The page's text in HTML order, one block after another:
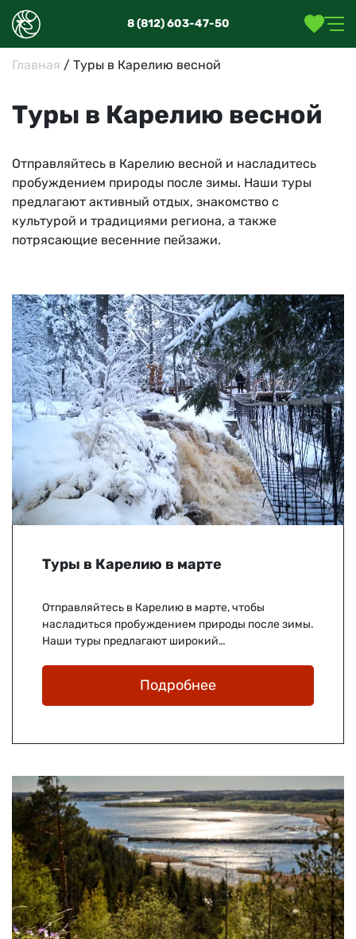
8 (812) 603-47-50
Главная / Туры в Карелию весной
Туры в Карелию весной
Отправляйтесь в Карелию весной и насладитесь
пробуждением природы после зимы. Наши туры
предлагают активный отдых, знакомство с
культурой и традициями региона, а также
потрясающие весенние пейзажи.
Туры в Карелию в марте
Отправляйтесь в Карелию в марте, чтобы
насладиться пробуждением природы после зимы.
Наши туры предлагают широкий…
Подробнее